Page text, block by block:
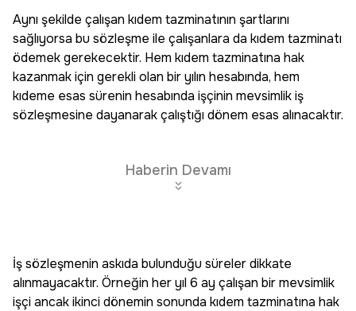
Aynı şekilde çalışan kıdem tazminatının şartlarını
sağlıyorsa bu sözleşme ile çalışanlara da kıdem tazminatı
ödemek gerekecektir. Hem kıdem tazminatına hak
kazanmak için gerekli olan bir yılın hesabında, hem
kıdeme esas sürenin hesabında işçinin mevsimlik iş
sözleşmesine dayanarak çalıştığı dönem esas alınacaktır.
Haberin Devamı
İş sözleşmenin askıda bulunduğu süreler dikkate
alınmayacaktır. Örneğin her yıl 6 ay çalışan bir mevsimlik
işçi ancak ikinci dönemin sonunda kıdem tazminatına hak